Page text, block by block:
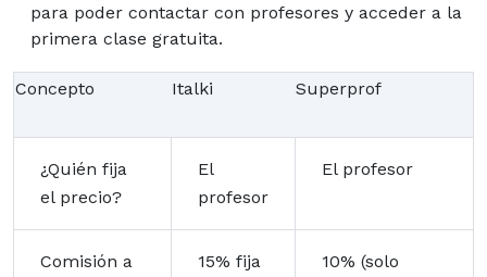
para poder contactar con profesores y acceder a la
primera clase gratuita.
Concepto Italki Superprof
¿Quién fija
el precio?
El
profesor
El profesor
Comisión a
15% fija
10% (solo